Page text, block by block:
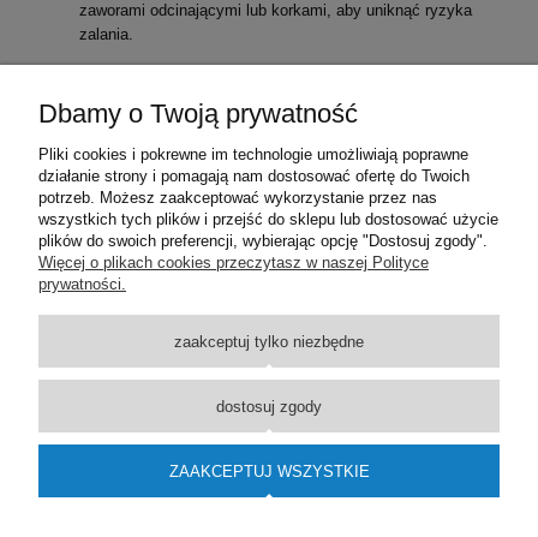
zaworami odcinającymi lub korkami, aby uniknąć ryzyka
zalania.
grzewczego. Produkt ten łączy w sobie wysoką jakość wykonania
najbardziej wymagających użytkowników.
```
Pomoc
Dostawa
Moje konto
O firmie
Wsparcie techniczne
Dbamy o Twoją prywatność
Pliki cookies i pokrewne im technologie umożliwiają poprawne
działanie strony i pomagają nam dostosować ofertę do Twoich
potrzeb. Możesz zaakceptować wykorzystanie przez nas
wszystkich tych plików i przejść do sklepu lub dostosować użycie
plików do swoich preferencji, wybierając opcję "Dostosuj zgody".
Więcej o plikach cookies przeczytasz w naszej Polityce
prywatności.
zaakceptuj tylko niezbędne
dostosuj zgody
ZAAKCEPTUJ WSZYSTKIE